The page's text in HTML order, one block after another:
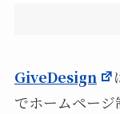
GiveDesign
でホームページ